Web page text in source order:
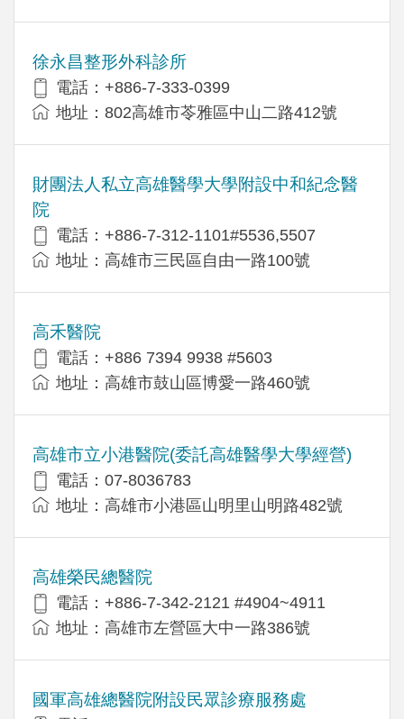
徐永昌整形外科診所
電話：+886-7-333-0399
地址：802高雄市苓雅區中山二路412號
財團法人私立高雄醫學大學附設中和紀念醫
院
電話：+886-7-312-1101#5536,5507
地址：高雄市三民區自由一路100號
高禾醫院
電話：+886 7394 9938 #5603
地址：高雄市鼓山區博愛一路460號
高雄市立小港醫院(委託高雄醫學大學經營)
電話：07-8036783
地址：高雄市小港區山明里山明路482號
高雄榮民總醫院
電話：+886-7-342-2121 #4904~4911
地址：高雄市左營區大中一路386號
國軍高雄總醫院附設民眾診療服務處